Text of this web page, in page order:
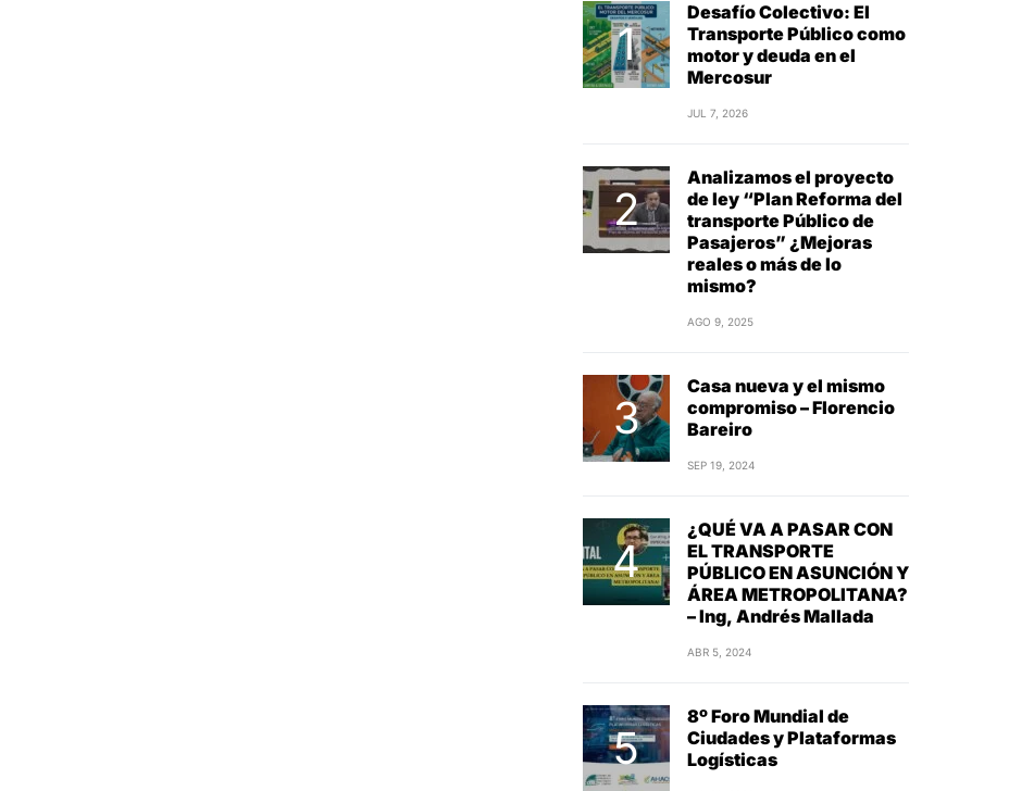
Desafío Colectivo: El
Transporte Público como
motor y deuda en el
Mercosur
JUL 7, 2026
Analizamos el proyecto
de ley “Plan Reforma del
transporte Público de
Pasajeros” ¿Mejoras
reales o más de lo
mismo?
AGO 9, 2025
Casa nueva y el mismo
compromiso – Florencio
Bareiro
SEP 19, 2024
¿QUÉ VA A PASAR CON
EL TRANSPORTE
PÚBLICO EN ASUNCIÓN Y
ÁREA METROPOLITANA?
– Ing, Andrés Mallada
ABR 5, 2024
8º Foro Mundial de
Ciudades y Plataformas
Logísticas